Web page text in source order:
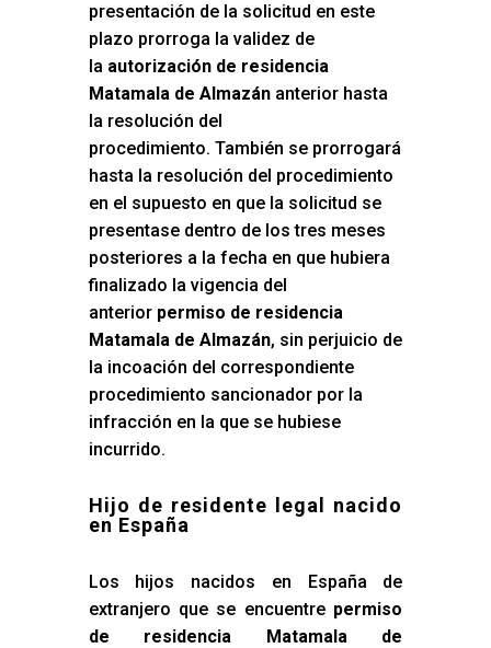
presentación de la solicitud en este
plazo prorroga la validez de
la autorización de residencia
Matamala de Almazánanterior hasta
la resolución del
procedimiento. También se prorrogará
hasta la resolución del procedimiento
en el supuesto en que la solicitud se
presentase dentro de los tres meses
posteriores a la fecha en que hubiera
finalizado la vigencia del
anterior permiso de residencia
Matamala de Almazán, sin perjuicio de
la incoación del correspondiente
procedimiento sancionador por la
infracción en la que se hubiese
incurrido.
Hijo de residente legal nacido
en España
Los hijos nacidos en España de
extranjero que se encuentre permiso
de residencia Matamala de